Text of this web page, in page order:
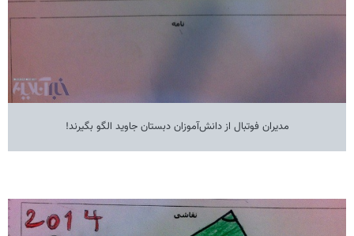
مدیران فوتبال از دانش‌آموزان دبستان جاوید الگو بگیرند!